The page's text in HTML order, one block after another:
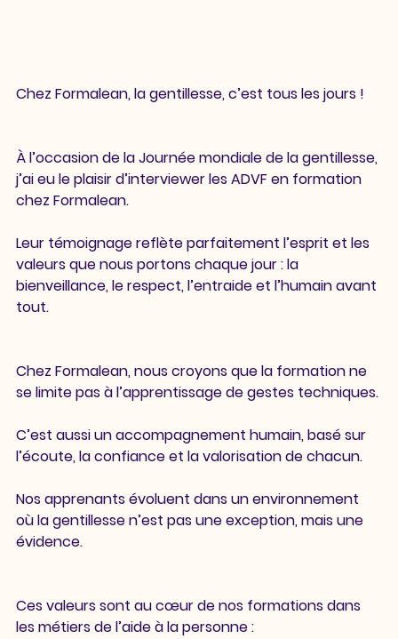
Chez Formalean, la gentillesse, c’est tous les jours !
À l’occasion de la Journée mondiale de la gentillesse,
j’ai eu le plaisir d’interviewer les ADVF en formation
chez Formalean.
Leur témoignage reflète parfaitement l’esprit et les
valeurs que nous portons chaque jour : la
bienveillance, le respect, l’entraide et l’humain avant
tout.
Chez Formalean, nous croyons que la formation ne
se limite pas à l’apprentissage de gestes techniques.
C’est aussi un accompagnement humain, basé sur
l’écoute, la confiance et la valorisation de chacun.
Nos apprenants évoluent dans un environnement
où la gentillesse n’est pas une exception, mais une
évidence.
Ces valeurs sont au cœur de nos formations dans
les métiers de l’aide à la personne :